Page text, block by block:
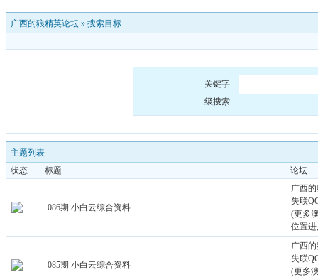
广西的狼精英论坛 » 搜索目标
关键字
级搜索
主题列表
状态
标题 论坛
086期 小白云综合资料
广西
失联
(更多
位置
085期 小白云综合资料
广西
失联
(更多